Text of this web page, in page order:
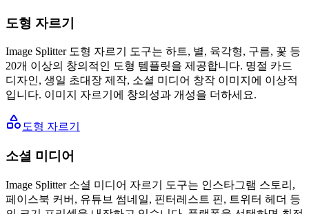
도형 자르기
Image Splitter 도형 자르기 도구는 하트, 별, 육각형, 구름, 꽃 등
20개 이상의 창의적인 도형 템플릿을 제공합니다. 명절 카드
디자인, 생일 초대장 제작, 소셜 미디어 창작 이미지에 이상적
입니다. 이미지 자르기에 창의성과 개성을 더하세요.
도형 자르기
소셜 미디어
Image Splitter 소셜 미디어 자르기 도구는 인스타그램 스토리,
페이스북 커버, 유튜브 썸네일, 핀터레스트 핀, 트위터 헤더 등